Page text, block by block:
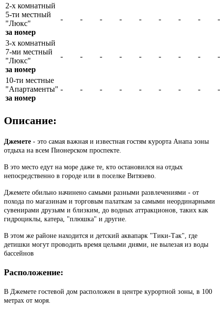
2-х комнатный
5-ти местный
"Люкс"
за номер
- - - - - - - - -
3-х комнатный
7-ми местный
"Люкс"
за номер
- - - - - - - - -
10-ти местные
"Апартаменты"
за номер
- - - - - - - - -
Описание:
Джемете - это самая важная и известная гостям курорта Анапа зоны
отдыха на всем Пионерском проспекте.
В это место едут на море даже те, кто остановился на отдых
непосредственно в городе или в поселке Витязево.
Джемете обильно начинено самыми разными развлечениями - от
похода по магазинам и торговым палаткам за самыми неординарными
сувенирами друзьям и близким, до водных аттракционов, таких как
гидроциклы, катера, "плюшка" и другие.
В этом же районе находится и детский аквапарк "Тики-Так", где
детишки могут проводить время целыми днями, не вылезая из воды
бассейнов
Расположение:
В Джемете гостевой дом расположен в центре курортной зоны, в 100
метрах от моря.